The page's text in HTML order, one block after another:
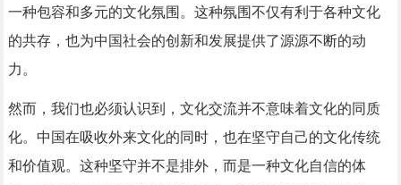
一种包容和多元的文化氛围。这种氛围不仅有利于各种文化
的共存，也为中国社会的创新和发展提供了源源不断的动
力。
然而，我们也必须认识到，文化交流并不意味着文化的同质
化。中国在吸收外来文化的同时，也在坚守自己的文化传统
和价值观。这种坚守并不是排外，而是一种文化自信的体